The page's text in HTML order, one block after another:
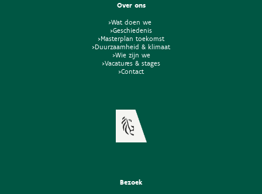
Over ons
>Wat doen we
>Geschiedenis
>Masterplan toekomst
>Duurzaamheid & klimaat
>Wie zijn we
>Vacatures & stages
>Contact
Bezoek